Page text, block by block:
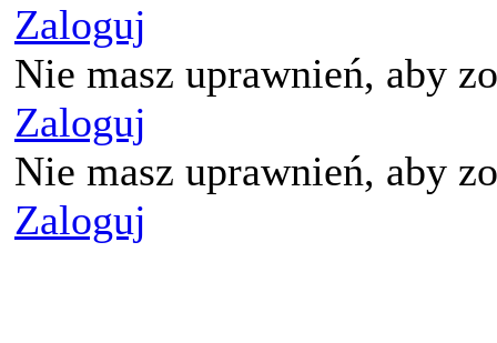
Zaloguj
Nie masz uprawnień, aby
Zaloguj
Nie masz uprawnień, aby
Zaloguj